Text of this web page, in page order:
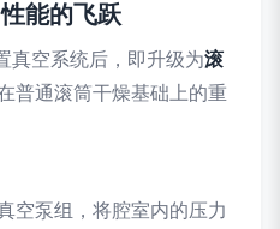
能的飞跃
真空系统后，即升级为滚
普通滚筒干燥基础上的重
空泵组，将腔室内的压力